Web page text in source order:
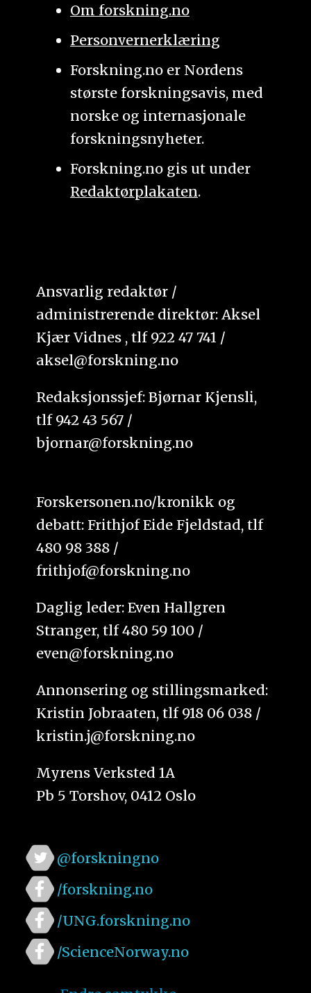
Om forskning.no
Personvernerklæring
Forskning.no er Nordens
største forskningsavis, med
norske og internasjonale
forskningsnyheter.
Forskning.no gis ut under
Redaktørplakaten.
Ansvarlig redaktør /
administrerende direktør: Aksel
Kjær Vidnes , tlf 922 47 741 /
aksel@forskning.no
Redaksjonssjef: Bjørnar Kjensli,
tlf 942 43 567 /
bjornar@forskning.no
Forskersonen.no/kronikk og
debatt: Frithjof Eide Fjeldstad, tlf
480 98 388 /
frithjof@forskning.no
Daglig leder: Even Hallgren
Stranger, tlf 480 59 100 /
even@forskning.no
Annonsering og stillingsmarked:
Kristin Jobraaten, tlf 918 06 038 /
kristin.j@forskning.no
Myrens Verksted 1A
Pb 5 Torshov, 0412 Oslo
@forskningno
/forskning.no
/UNG.forskning.no
/ScienceNorway.no